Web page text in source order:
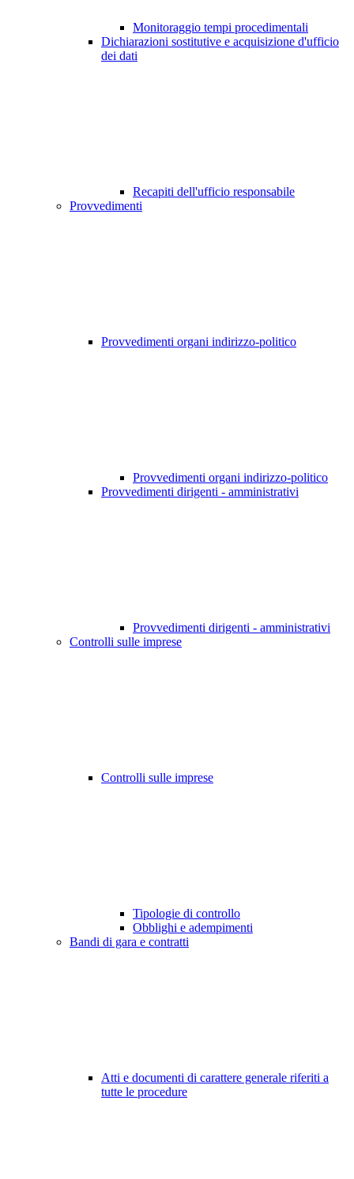
Monitoraggio tempi procedimentali
Dichiarazioni sostitutive e acquisizione d'ufficio
dei dati
Recapiti dell'ufficio responsabile
Provvedimenti
Provvedimenti organi indirizzo-politico
Provvedimenti organi indirizzo-politico
Provvedimenti dirigenti - amministrativi
Provvedimenti dirigenti - amministrativi
Controlli sulle imprese
Controlli sulle imprese
Tipologie di controllo
Obblighi e adempimenti
Bandi di gara e contratti
Atti e documenti di carattere generale riferiti a
tutte le procedure